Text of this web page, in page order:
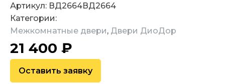
Артикул: ВД2664ВД2664
Категории:
Межкомнатные двери, Двери ДиоДор
21 400 ₽
Оставить заявку